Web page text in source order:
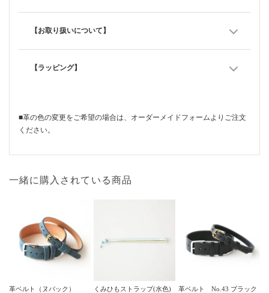
【お取り扱いについて】
【ラッピング】
■革の色の変更をご希望の場合は、 オーダーメイドフォームよりご注文
ください。
一緒に購入されている商品
革ベルト（ヌバック）
くみひもストラップ(水色)
革ベルト No.43 ブラック